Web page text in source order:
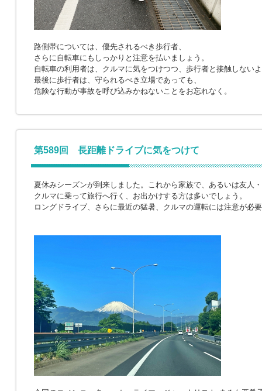
路側帯については、優先されるべき歩行者、
さらに自転車にもしっかりと注意を払いましょう。
自転車の利用者は、クルマに気をつけつつ、歩行者と接触しない
最後に歩行者は、守られるべき立場であっても、
危険な行動が事故を呼び込みかねないことをお忘れなく。
第589回 長距離ドライブに気をつけて
夏休みシーズンが到来しました。これから家族で、あるいは友人
クルマに乗って旅行へ行く、お出かけする方は多いでしょう。
ロングドライブ、さらに最近の猛暑、クルマの運転には注意が必